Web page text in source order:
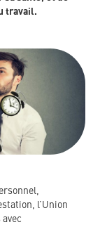
travail.
l’Union